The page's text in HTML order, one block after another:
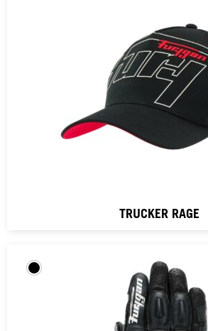
TRUCKER RAGE